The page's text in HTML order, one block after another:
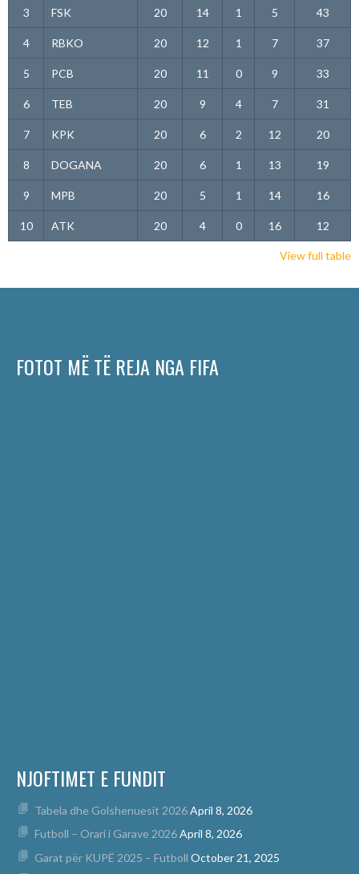
3 FSK 20 14 1 5 43
4 RBKO 20 12 1 7 37
5 PCB 20 11 0 9 33
6 TEB 20 9 4 7 31
7 KPK 20 6 2 12 20
8 DOGANA 20 6 1 13 19
9 MPB 20 5 1 14 16
10 ATK 20 4 0 16 12
View full table
FOTOT MË TË REJA NGA FIFA
NJOFTIMET E FUNDIT
Tabela dhe Golshenuesit 2026April 8, 2026
Futboll – Orari i Garave 2026April 8, 2026
Garat për KUPË 2025 – Futboll October 21, 2025